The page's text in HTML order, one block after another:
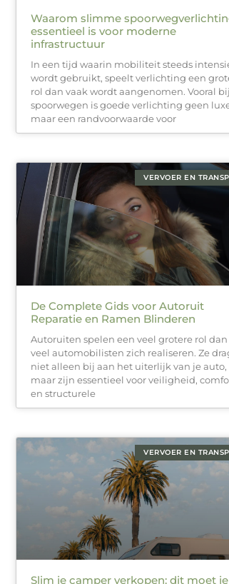
Waarom slimme
essentieel is voor moderne
infrastructuur
In een tijd waarin mobiliteit steeds
wordt gebruikt, speelt verlichting een
rol dan vaak wordt aangenomen. Vooral bij
spoorwegen is goede verlichting geen
maar een randvoorwaarde voor
VERVOER EN
De Complete Gids voor Autoruit
Reparatie en Ramen Blinderen
Autoruiten spelen een veel grotere rol dan
veel automobilisten zich realiseren. Ze
niet alleen bij aan het uiterlijk van je auto,
maar zijn essentieel voor veiligheid,
en structurele
VERVOER EN
Slim je camper verkopen: dit moet je